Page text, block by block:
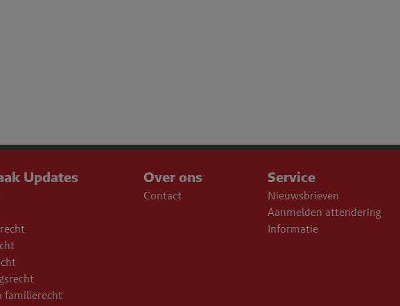
Updates
familierecht
Over ons
Contact
Service
Nieuwsbrieven
Aanmelden attendering
Informatie